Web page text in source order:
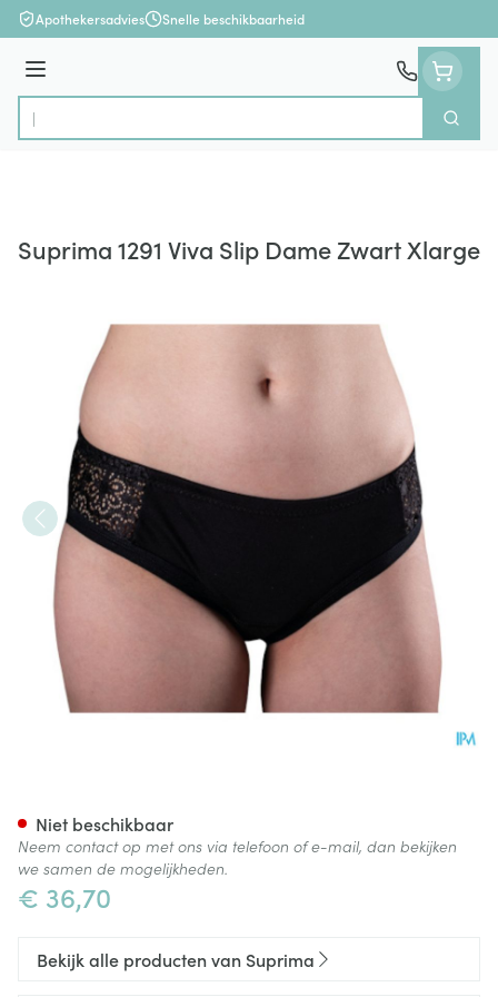
Ga naar de inhoud
Apothekersadvies Snelle beschikbaarheid
Menu
Product, merk, categorie...
Zoek
Suprima 1291 Viva Slip Dame Zwart Xlarge
€ 36,70
Niet beschikbaar
Neem contact op met ons via telefoon of e-mail, dan bekijken
we samen de mogelijkheden.
Bekijk alle producten van Suprima